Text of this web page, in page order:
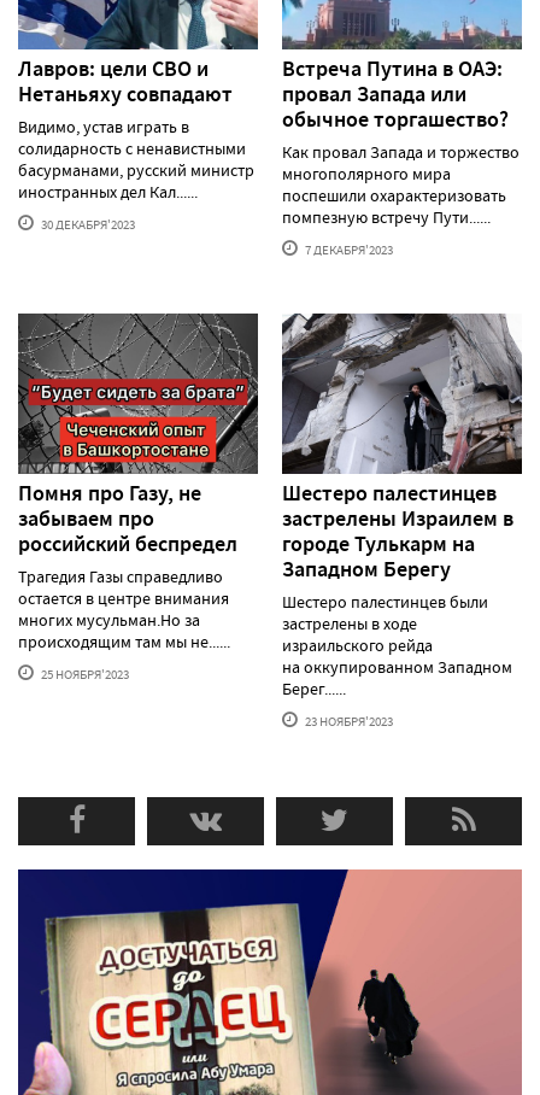
Лавров: цели СВО и
Нетаньяху совпадают
Видимо, устав играть в
солидарность с ненавистными
басурманами, русский министр
иностранных дел Кал......
30 ДЕКАБРЯ'2023
Встреча Путина в ОАЭ:
провал Запада или
обычное торгашество?
Как провал Запада и торжество
многополярного мира
поспешили охарактеризовать
помпезную встречу Пути......
7 ДЕКАБРЯ'2023
Помня про Газу, не
забываем про
российский беспредел
Трагедия Газы справедливо
остается в центре внимания
многих мусульман.Но за
происходящим там мы не......
25 НОЯБРЯ'2023
Шестеро палестинцев
застрелены Израилем в
городе Тулькарм на
Западном Берегу
Шестеро палестинцев были
застрелены в ходе
израильского рейда
на оккупированном Западном
Берег......
23 НОЯБРЯ'2023